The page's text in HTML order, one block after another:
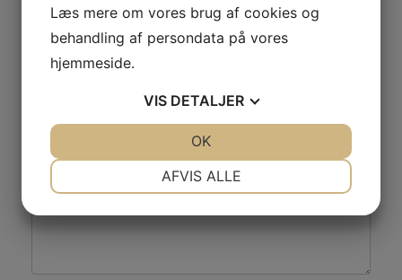
Skriv et svar
Din e-mailadresse vil ikke blive publiceret.
Læs mere om vores brug af cookies og
behandling af persondata på vores
hjemmeside.
VIS DETALJER
AFVIS ALLE
OK